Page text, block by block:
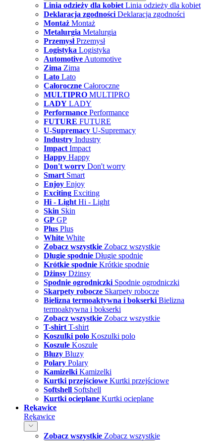
Linia odzieży dla kobiet Linia odzieży dla kobiet
Deklaracja zgodności Deklaracja zgodności
Montaż Montaż
Metalurgia Metalurgia
Przemysł Przemysł
Logistyka Logistyka
Automotive Automotive
Zima Zima
Lato Lato
Całoroczne Całoroczne
MULTIPRO MULTIPRO
LADY LADY
Performance Performance
FUTURE FUTURE
U-Supremacy U-Supremacy
Industry Industry
Impact Impact
Happy Happy
Don't worry Don't worry
Smart Smart
Enjoy Enjoy
Exciting Exciting
Hi - Light Hi - Light
Skin Skin
GP GP
Plus Plus
White White
Zobacz wszystkie Zobacz wszystkie
Długie spodnie Długie spodnie
Krótkie spodnie Krótkie spodnie
Dżinsy Dżinsy
Spodnie ogrodniczki Spodnie ogrodniczki
Skarpety robocze Skarpety robocze
Bielizna termoaktywna i bokserki Bielizna
termoaktywna i bokserki
Zobacz wszystkie Zobacz wszystkie
T-shirt T-shirt
Koszulki polo Koszulki polo
Koszule Koszule
Bluzy Bluzy
Polary Polary
Kamizelki Kamizelki
Kurtki przejściowe Kurtki przejściowe
Softshell Softshell
Kurtki ocieplane Kurtki ocieplane
Rękawice
Rękawice
Zobacz wszystkie Zobacz wszystkie